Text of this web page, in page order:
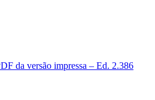
da versão impressa – Ed. 2.386